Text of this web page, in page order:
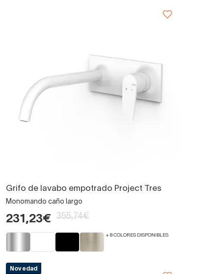
Grifo de lavabo empotrado Project Tres
Monomando caño largo
231,23€ 355,74€
+ 8 COLORES DISPONIBLES
Novedad